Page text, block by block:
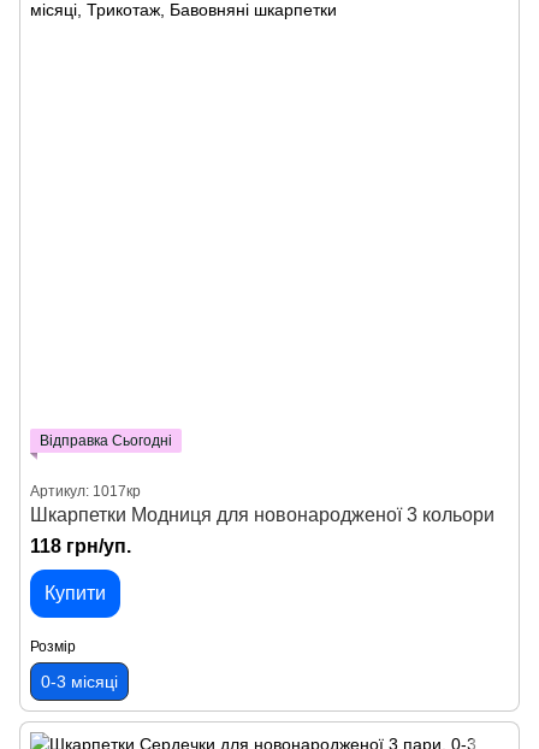
Відправка Сьогодні
Артикул: 1017кр
Шкарпетки Модниця для новонародженої 3 кольори
118 грн/уп.
Купити
Розмір
0-3 місяці